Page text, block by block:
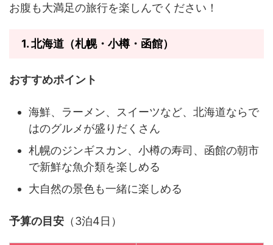
お腹も大満足の旅行を楽しんでください！
1.北海道（札幌・小樽・函館）
おすすめポイント
海鮮、ラーメン、スイーツなど、北海道ならで
はのグルメが盛りだくさん
札幌のジンギスカン、小樽の寿司、函館の朝市
で新鮮な魚介類を楽しめる
大自然の景色も一緒に楽しめる
予算の目安 （3泊4日）